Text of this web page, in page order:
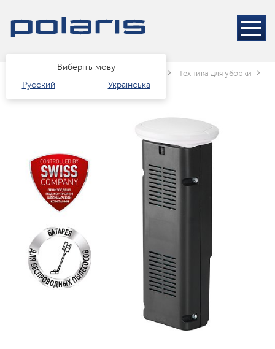
Виберіть мову
Русский
Українська
Каталог Техніка для дому Техника для уборки